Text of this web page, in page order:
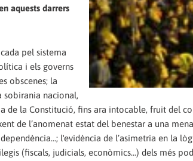
aquests darrers
pel sistema
i els governs
obscenes; la
sobirania nacional,
de la Constitució, fins ara intocable, fruit del
de l’anomenat estat del benestar a una
l'evidència de l’asimetria en la
(fiscals, judicials, econòmics...) dels més